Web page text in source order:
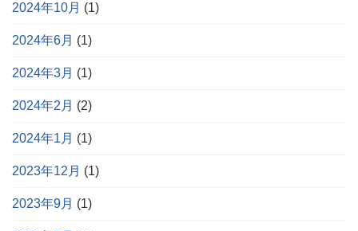
2024年10月 (1)
2024年6月 (1)
2024年3月 (1)
2024年2月 (2)
2024年1月 (1)
2023年12月 (1)
2023年9月 (1)